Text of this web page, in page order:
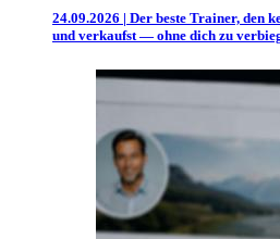
24.09.2026 | Der beste Trainer, den
und verkaufst — ohne dich zu